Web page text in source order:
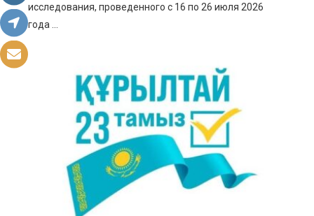
исследования, проведенного с 16 по 26 июля 2026
года ...